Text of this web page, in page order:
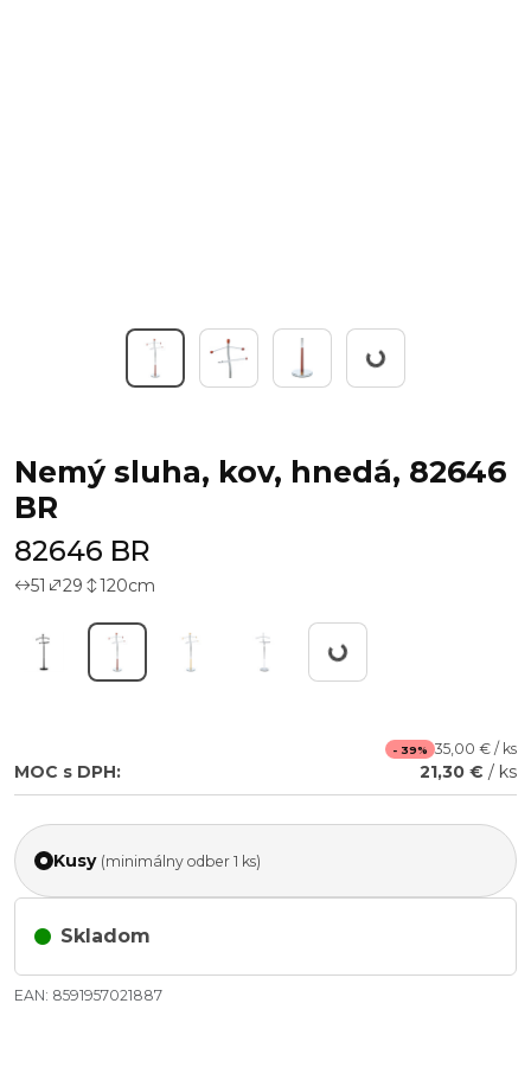
Working...
Nemý sluha, kov, hnedá, 82646
BR
82646 BR
51 29 120cm
Working...
- 39% 35,00 € / ks
MOC s DPH: 21,30 € / ks
Kusy (minimálny odber 1 ks)
Skladom
EAN: 8591957021887